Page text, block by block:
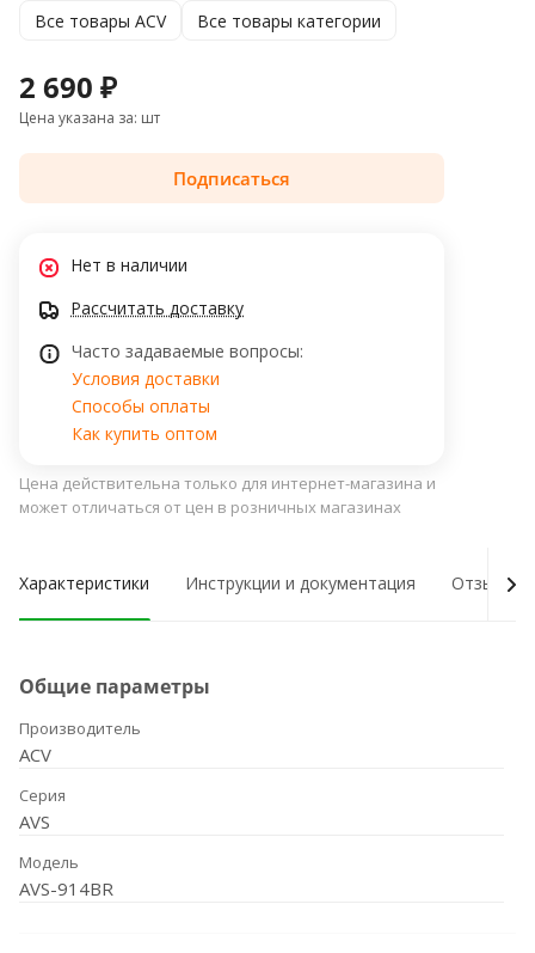
Все товары ACV Все товары категории
2 690 ₽
Цена указана за: шт
Подписаться
Нет в наличии
Рассчитать доставку
Часто задаваемые вопросы:
Условия доставки
Способы оплаты
Как купить оптом
Цена действительна только для интернет-магазина и
может отличаться от цен в розничных магазинах
Характеристики Инструкции и документация Отзывы о
Общие параметры
Производитель
ACV
Серия
AVS
Модель
AVS-914BR